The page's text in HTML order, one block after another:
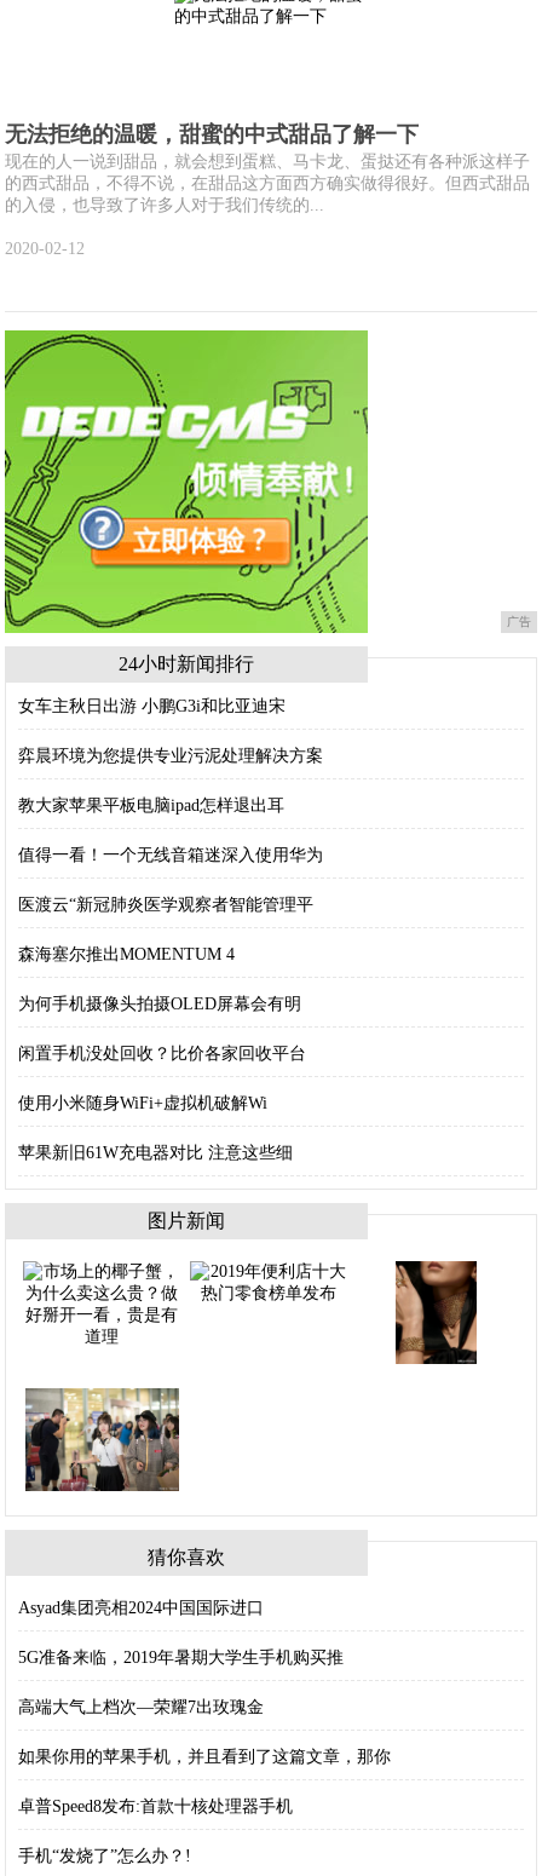
无法拒绝的温暖，甜蜜的中式甜品了解一下
现在的人一说到甜品，就会想到蛋糕、马卡龙、蛋挞还有各种派这样子
的西式甜品，不得不说，在甜品这方面西方确实做得很好。但西式甜品
的入侵，也导致了许多人对于我们传统的...
2020-02-12
广告
24小时新闻排行
女车主秋日出游 小鹏G3i和比亚迪宋
弈晨环境为您提供专业污泥处理解决方案
教大家苹果平板电脑ipad怎样退出耳
值得一看！一个无线音箱迷深入使用华为
医渡云“新冠肺炎医学观察者智能管理平
森海塞尔推出MOMENTUM 4
为何手机摄像头拍摄OLED屏幕会有明
闲置手机没处回收？比价各家回收平台
使用小米随身WiFi+虚拟机破解Wi
苹果新旧61W充电器对比 注意这些细
图片新闻
猜你喜欢
Asyad集团亮相2024中国国际进口
5G准备来临，2019年暑期大学生手机购买推
高端大气上档次—荣耀7出玫瑰金
如果你用的苹果手机，并且看到了这篇文章，那你
卓普Speed8发布:首款十核处理器手机
手机“发烧了”怎么办？!